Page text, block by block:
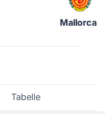
Mallorca
Tabelle